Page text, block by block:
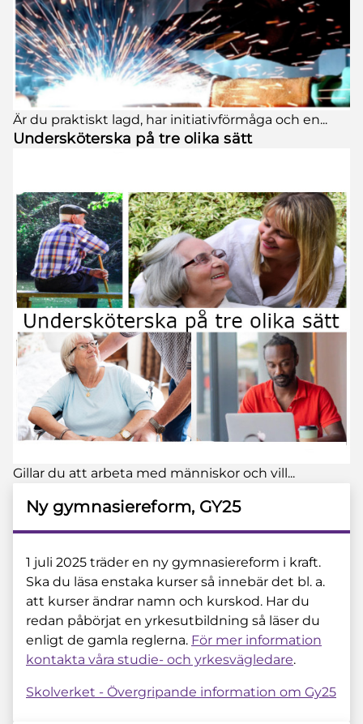
Är du praktiskt lagd, har initiativförmåga och en...
Undersköterska på tre olika sätt
Gillar du att arbeta med människor och vill...
Ny gymnasiereform, GY25
1 juli 2025 träder en ny gymnasiereform i kraft.
Ska du läsa enstaka kurser så innebär det bl. a.
att kurser ändrar namn och kurskod. Har du
redan påbörjat en yrkesutbildning så läser du
enligt de gamla reglerna. För mer information
kontakta våra studie- och yrkesvägledare.
Skolverket - Övergripande information om Gy25